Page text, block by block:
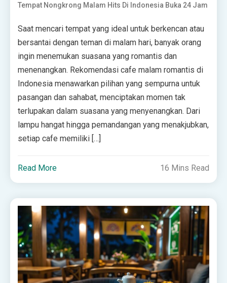
Tempat Nongkrong Malam Hits Di Indonesia Buka 24 Jam
Saat mencari tempat yang ideal untuk berkencan atau
bersantai dengan teman di malam hari, banyak orang
ingin menemukan suasana yang romantis dan
menenangkan. Rekomendasi cafe malam romantis di
Indonesia menawarkan pilihan yang sempurna untuk
pasangan dan sahabat, menciptakan momen tak
terlupakan dalam suasana yang menyenangkan. Dari
lampu hangat hingga pemandangan yang menakjubkan,
setiap cafe memiliki […]
Read More 16 Mins Read